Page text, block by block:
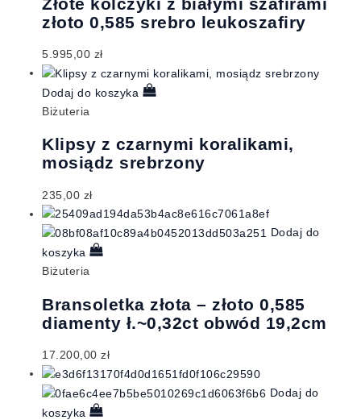
złoto 0,585 srebro leukoszafiry
5.995,00 zł
Dodaj do koszyka
Biżuteria
Klipsy z czarnymi koralikami,
mosiądz srebrzony
235,00 zł
Dodaj do
koszyka
Biżuteria
Bransoletka złota – złoto 0,585
diamenty ł.~0,32ct obwód 19,2cm
17.200,00 zł
Dodaj do
koszyka